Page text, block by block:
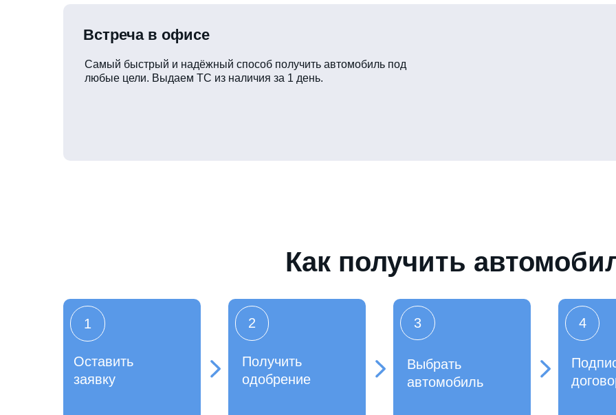
Самый быстрый и надёжный способ получить автомобиль под
любые цели. Выдаем ТС из наличия за 1 день.
Встреча в офисе
Как получить
4
Выбрать
автомобиль
3
Получить
одобрение
2
Оставить
заявку
1